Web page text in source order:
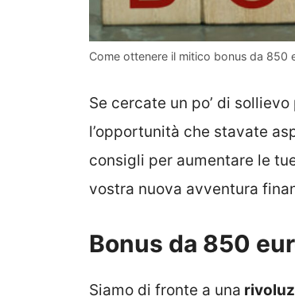
Come ottenere il mitico bonus da 850
Se cercate un po’ di
l’opportunità che stavate
consigli per aumentare le
vostra nuova avventura
Bonus da 850
Siamo di fronte a una